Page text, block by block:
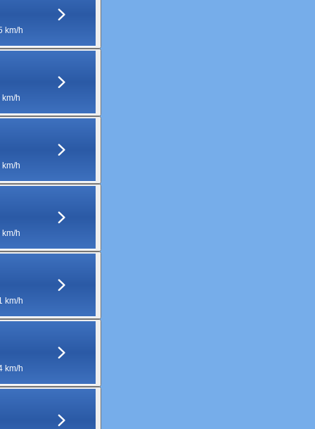
km/h
km/h
km/h
km/h
km/h
km/h